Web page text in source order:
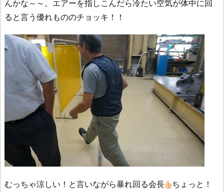
んかな～～。エアーを指しこんだら冷たい空気が体中に回
ると言う優れもののチョッキ！！
むっちゃ涼しい！と言いながら暴れ回る会長
ちょっと！